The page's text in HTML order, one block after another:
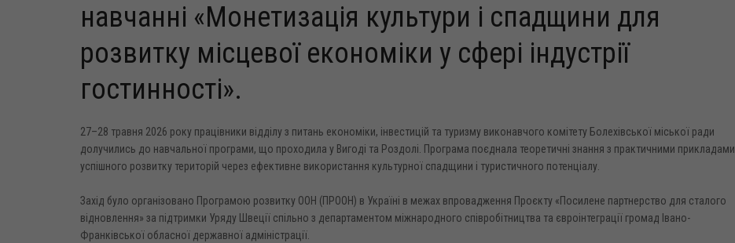
навчанні «Монетизація культури і спадщини для
розвитку місцевої економіки у сфері індустрії
гостинності».
27–28 травня 2026 року працівники відділу з питань економіки, інвестицій та туризму виконавчого комітету Болехівської міської ради
долучились до навчальної програми, що проходила у Вигоді та Роздолі. Програма поєднала теоретичні знання з практичними прикладами
успішного розвитку територій через ефективне використання культурної спадщини і туристичного потенціалу.
Захід було організовано Програмою розвитку ООН (ПРООН) в Україні в межах впровадження Проєкту «Посилене партнерство для сталого
відновлення» за підтримки Уряду Швеції спільно з департаментом міжнародного співробітництва та євроінтеграції громад Івано-
Франківської обласної державної адміністрації.